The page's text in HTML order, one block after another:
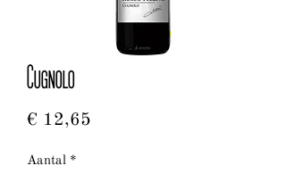
Cugnolo
€ 12,65
Aantal *